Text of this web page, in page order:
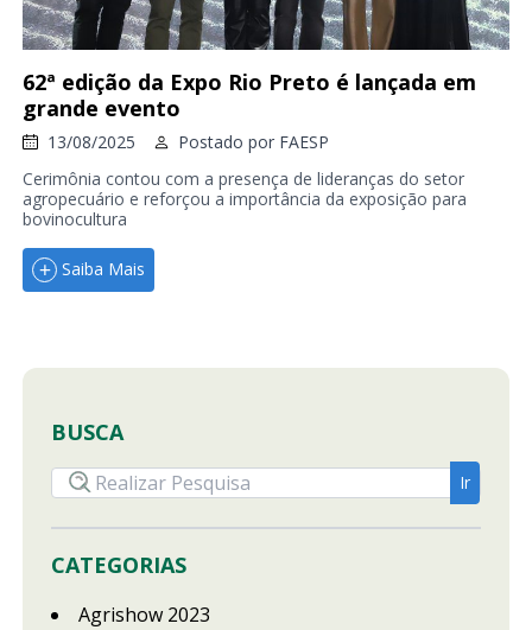
62ª edição da Expo Rio Preto é lançada em
grande evento
13/08/2025 Postado por FAESP
Cerimônia contou com a presença de lideranças do setor
agropecuário e reforçou a importância da exposição para
bovinocultura
Saiba Mais
BUSCA
CATEGORIAS
Agrishow 2023